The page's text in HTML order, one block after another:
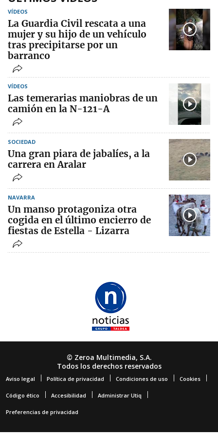
VÍDEOS
La Guardia Civil rescata a una
mujer y su hijo de un vehículo
tras precipitarse por un
barranco
VÍDEOS
Las temerarias maniobras de un
camión en la N-121-A
SOCIEDAD
Una gran piara de jabalíes, a la
carrera en Aralar
NAVARRA
Un manso protagoniza otra
cogida en el último encierro de
fiestas de Estella - Lizarra
© Zeroa Multimedia, S.A.
Todos los derechos reservados
Aviso legal Política de privacidad Condiciones de uso Cookies
Código ético Accesibilidad Administrar Utiq
Preferencias de privacidad